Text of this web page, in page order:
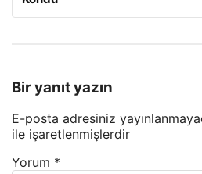
Bir yanıt yazın
E-posta adresiniz
ile işaretlenmişlerdir
Yorum *